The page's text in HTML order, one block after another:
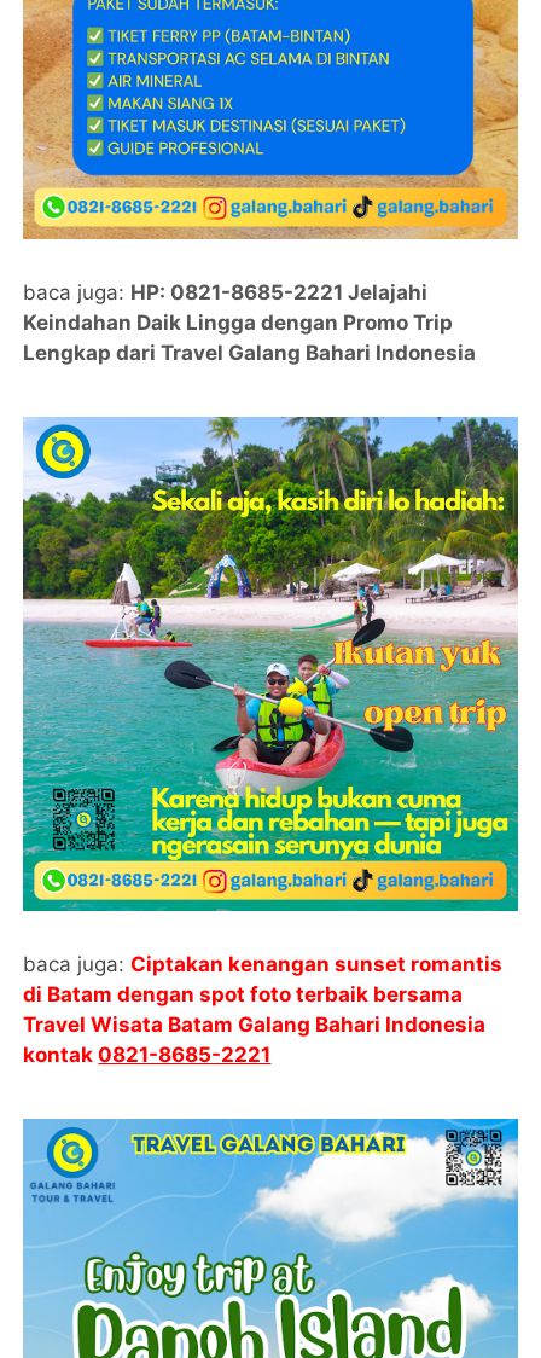
baca juga: HP: 0821-8685-2221 Jelajahi
Keindahan Daik Lingga dengan Promo Trip
Lengkap dari Travel Galang Bahari Indonesia
baca juga:Ciptakan kenangan sunset romantis
di Batam dengan spot foto terbaik bersama
Travel Wisata Batam Galang Bahari Indonesia
kontak0821-8685-2221